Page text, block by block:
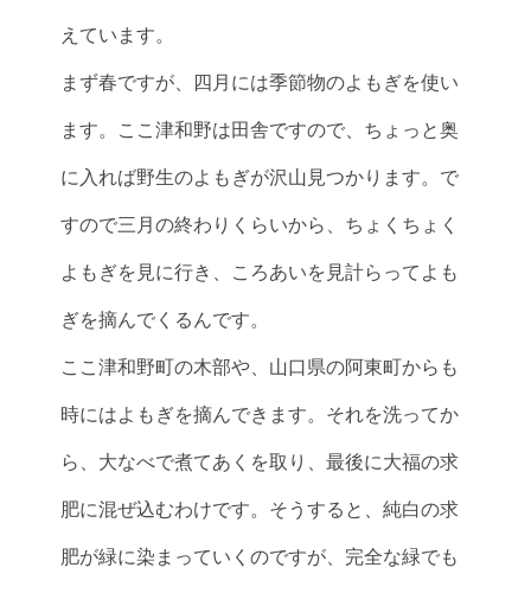
えています。
まず春ですが、四月には季節物のよもぎを使い
ます。ここ津和野は田舎ですので、ちょっと奥
に入れば野生のよもぎが沢山見つかります。で
すので三月の終わりくらいから、ちょくちょく
よもぎを見に行き、ころあいを見計らってよも
ぎを摘んでくるんです。
ここ津和野町の木部や、山口県の阿東町からも
時にはよもぎを摘んできます。それを洗ってか
ら、大なべで煮てあくを取り、最後に大福の求
肥に混ぜ込むわけです。そうすると、純白の求
肥が緑に染まっていくのですが、完全な緑でも